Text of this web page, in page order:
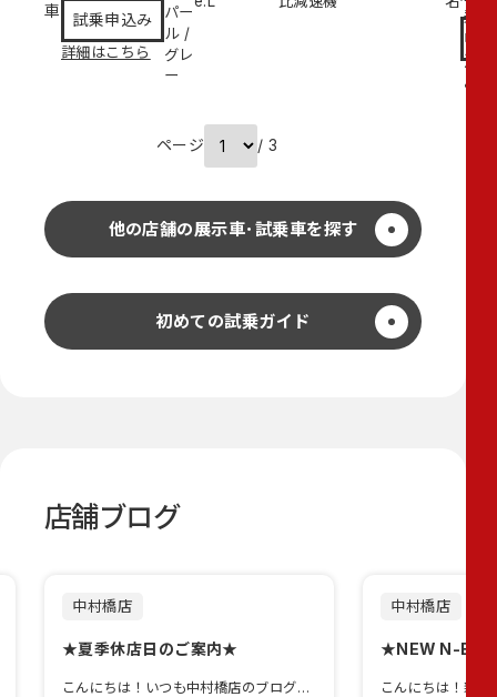
車
試乗申込み
詳細はこちら
パー
ル/
グレ
ー
乗
申
込
み
ページ / 3
他の店舗の展示車･試乗車を探す
初めての試乗ガイド
店舗ブログ
中村橋店
★夏季休店日のご案内★
こんにちは！いつも中村橋店のブログをみていただきありがとうございます😄8月に入り、本...
中村橋店
★NEW N-